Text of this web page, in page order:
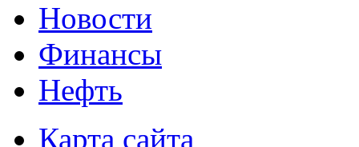
Новости
Финансы
Нефть
Карта сайта